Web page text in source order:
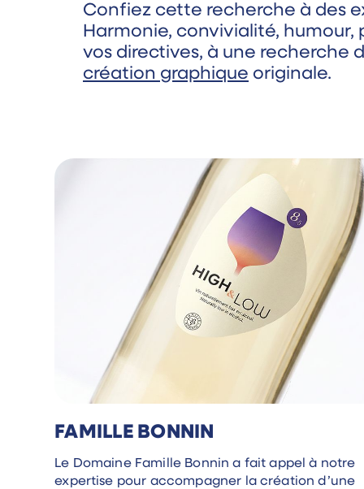
Confiez cette recherche à des
Harmonie, convivialité, humour,
vos directives, à une recherche
création graphique originale.
FAMILLE BONNIN
Le Domaine Famille Bonnin a fait appel à notre
expertise pour accompagner la création d’une